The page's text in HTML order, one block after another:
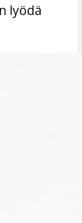
lyödä